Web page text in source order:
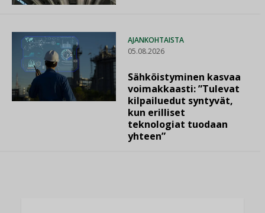
AJANKOHTAISTA
05.08.2026
Sähköistyminen kasvaa
voimakkaasti: ”Tulevat
kilpailuedut syntyvät,
kun erilliset
teknologiat tuodaan
yhteen”